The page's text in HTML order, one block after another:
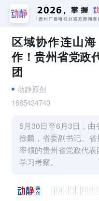
区域协作连山
作！贵州省党政
团
动静原创
1685434740
5月30日至6月3日，
徐麟，省委副书记、
率领的贵州省党政代
学习考察。